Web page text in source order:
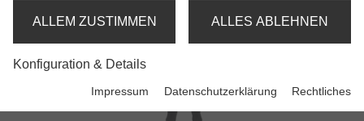
ALLEM ZUSTIMMEN ALLES ABLEHNEN
Konfiguration & Details
Impressum Datenschutzerklärung Rechtliches